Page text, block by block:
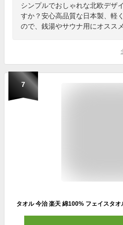
シンプルでおしゃれな北欧デザ
すか？安心高品質な日本製、軽
ので、銭湯やサウナ用にオスス
7